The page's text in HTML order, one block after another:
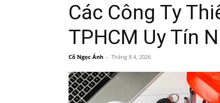
Các Công Ty
TPHCM Uy Tín
Cô Ngọc Ánh - Tháng 8 4, 2026